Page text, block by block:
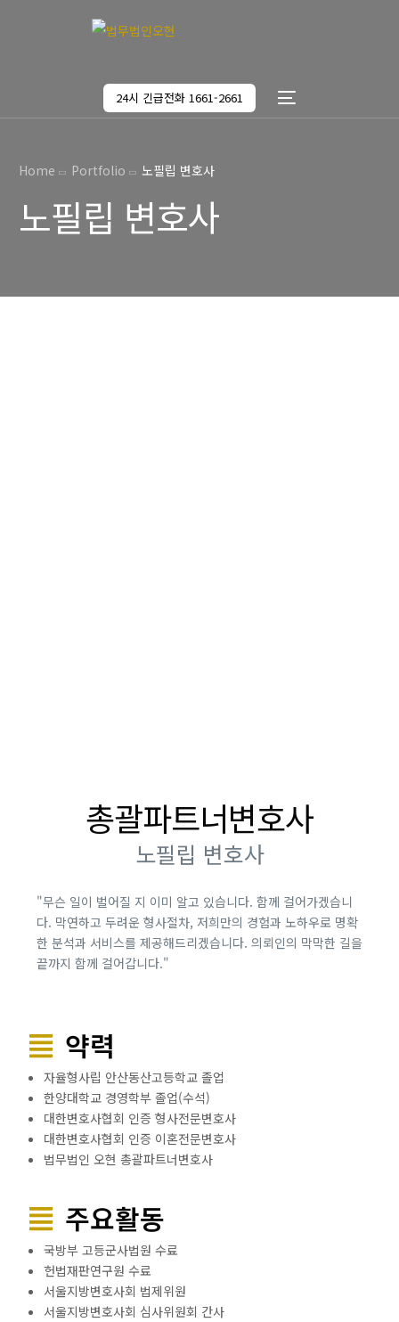
24시 긴급전화 1661-2661
Home Portfolio 노필립 변호사
노필립 변호사
총괄파트너변호사
노필립 변호사
"무슨 일이 벌어질 지 이미 알고 있습니다. 함께 걸어가겠습니
다. 막연하고 두려운 형사절차, 저희만의 경험과 노하우로 명확
한 분석과 서비스를 제공해드리겠습니다. 의뢰인의 막막한 길을
끝까지 함께 걸어갑니다."
약력
자율형사립 안산동산고등학교 졸업
한양대학교 경영학부 졸업(수석)
대한변호사협회 인증 형사전문변호사
대한변호사협회 인증 이혼전문변호사
법무법인 오현 총괄파트너변호사
주요활동
국방부 고등군사법원 수료
헌법재판연구원 수료
서울지방변호사회 법제위원
서울지방변호사회 심사위원회 간사